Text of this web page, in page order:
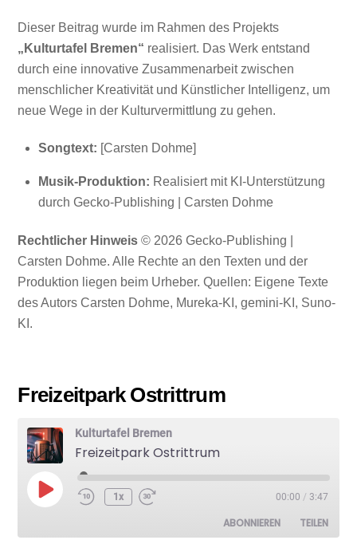
Dieser Beitrag wurde im Rahmen des Projekts
„Kulturtafel Bremen“ realisiert. Das Werk entstand
durch eine innovative Zusammenarbeit zwischen
menschlicher Kreativität und Künstlicher Intelligenz, um
neue Wege in der Kulturvermittlung zu gehen.
Songtext: [Carsten Dohme]
Musik-Produktion: Realisiert mit KI-Unterstützung
durch Gecko-Publishing | Carsten Dohme
Rechtlicher Hinweis © 2026 Gecko-Publishing |
Carsten Dohme. Alle Rechte an den Texten und der
Produktion liegen beim Urheber. Quellen: Eigene Texte
des Autors Carsten Dohme, Mureka-KI, gemini-KI, Suno-
KI.
Freizeitpark Ostrittrum
Kulturtafel Bremen
Freizeitpark Ostrittrum
Play
Episode
1x 00:00 / 3:47
ABONNIEREN TEILEN